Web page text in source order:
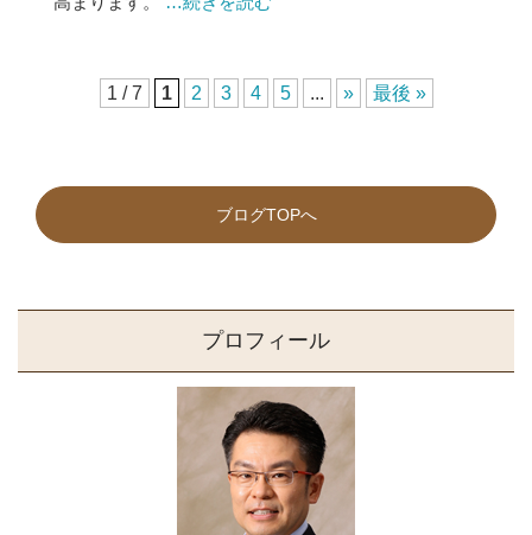
1 / 7 1 2 3 4 5 ... » 最後 »
ブログTOPへ
プロフィール